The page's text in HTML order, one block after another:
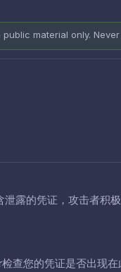
public material only.
泄露的凭证，攻击者积
查您的凭证是否出现在